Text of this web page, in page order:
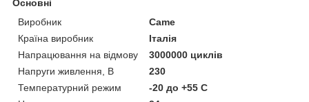
Основні
Виробник
Came
Країна виробник
Італія
Напрацювання на відмову
3000000 циклів
Напруги живлення, В
230
Температурний режим
-20 до +55 С